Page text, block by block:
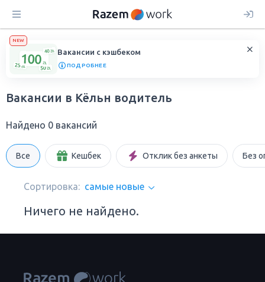
NEW
Вакансии с кэшбеком
ПОДРОБНЕЕ
Вакансии в Кёльн водитель
Найдено 0 вакансий
Все Кешбек Отклик без анкеты Без
Сортировка: самые новые
Ничего не найдено.